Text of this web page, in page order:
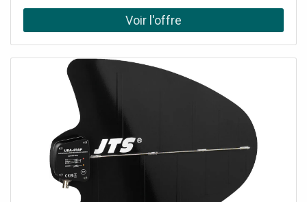
contrôlé par toucher ou via wifi par Easy Lighting App
(Android & IOS) et génère un signal DMX. Il peut contrôler
jusqu'à 4 zones jusqu'à 4 canaux chacune.Les panneaux
de RF (radiofréquence), DMX et Wifi. Les panneaux RF
envoient un signal RF à des récepteurs RF sans fil. Ces
panneaux peuvent par exemple être utilisés avec une
télécommande supplémentaire. Les versions DMX
génèrent un signal DMX pour une utilisation directe avec
des produits compatibles DMX. Les panneaux Wi-Fi ne
peuvent être contrôlés que par l’intermédiaire de
l’application Easy Lighting, disponible pour les appareils
iOS et Android.Données techniques: Mode de Contrôle:
Wi-Fi to DMX, Canaux DMX: 4, Protocoles: DMX/RF,